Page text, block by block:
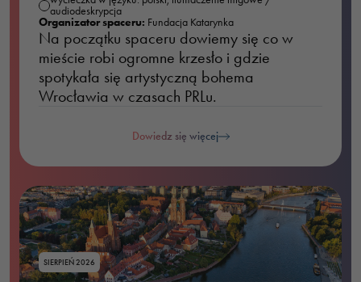
audiodeskrypcja
Organizator spaceru: Fundacja Katarynka
Na początku spaceru dowiemy się co w
mieście robi ogromne krzesło i gdzie
spotykała się artystyczną bohema
Wrocławia w czasach PRLu.
Dowiedz się więcej
SIERPIEŃ 2026
Konieczne
nie są
do
funkcjonowania
strony
internetowej.